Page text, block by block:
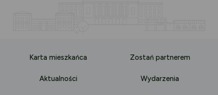
Karta mieszkańca Zostań partnerem
Aktualności Wydarzenia